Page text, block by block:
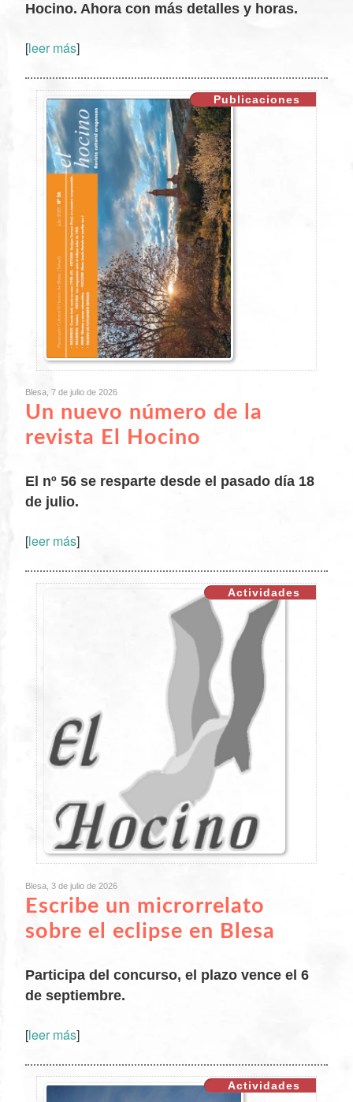
XX
Hocino. Ahora con más detalles y horas.
[leer más]
Publicaciones
XX
Blesa, 7 de julio de 2026
Un nuevo número de la
revista El Hocino
El nº 56 se resparte desde el pasado día 18
de julio.
[leer más]
Actividades
XX
Blesa, 3 de julio de 2026
Escribe un microrrelato
sobre el eclipse en Blesa
Participa del concurso, el plazo vence el 6
de septiembre.
[leer más]
Actividades